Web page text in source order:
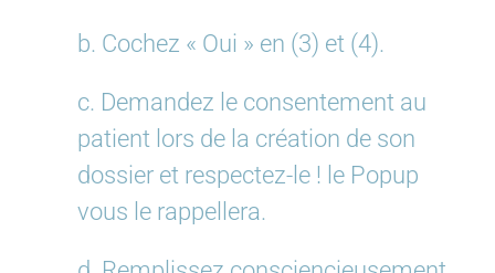
b. Cochez « Oui » en (3) et (4).
c. Demandez le consentement au
patient lors de la création de son
dossier et respectez-le ! le Popup
vous le rappellera.